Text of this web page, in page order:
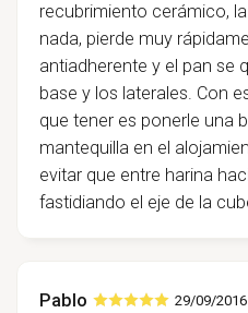
recubrimiento cerámico,
nada, pierde muy
antiadherente y el pan se
base y los laterales. Con
que tener es ponerle una
mantequilla en el
evitar que entre harina
fastidiando el eje de la
Pablo 29/09/2016